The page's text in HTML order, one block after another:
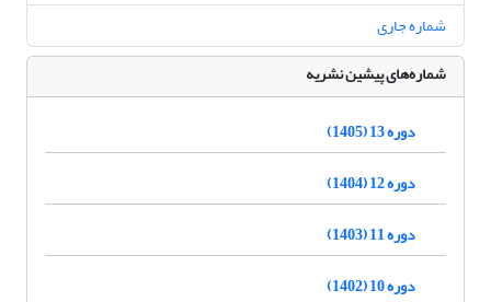
شماره جاری
شماره‌های پیشین نشریه
دوره 13 (1405)
دوره 12 (1404)
دوره 11 (1403)
دوره 10 (1402)